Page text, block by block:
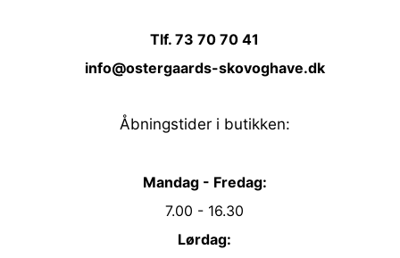
Tlf. 73 70 70 41
info@ostergaards-skovoghave.dk
Åbningstider i butikken:
Mandag - Fredag:
7.00 - 16.30
Lørdag: